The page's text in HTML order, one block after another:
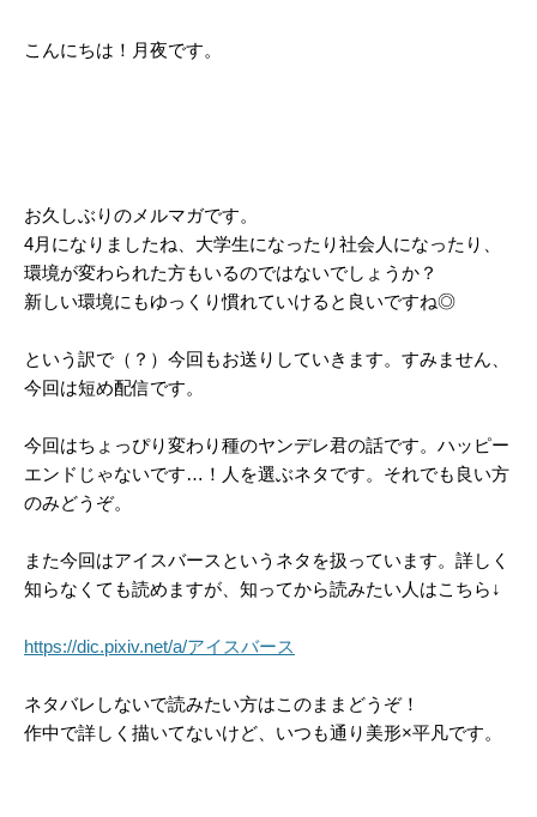
こんにちは！月夜です。
お久しぶりのメルマガです。
4月になりましたね、大学生になったり社会人になったり、
環境が変わられた方もいるのではないでしょうか？
新しい環境にもゆっくり慣れていけると良いですね◎
という訳で（？）今回もお送りしていきます。すみません、
今回は短め配信です。
今回はちょっぴり変わり種のヤンデレ君の話です。ハッピー
エンドじゃないです…！人を選ぶネタです。それでも良い方
のみどうぞ。
また今回はアイスバースというネタを扱っています。詳しく
知らなくても読めますが、知ってから読みたい人はこちら↓
https://dic.pixiv.net/a/アイスバース
ネタバレしないで読みたい方はこのままどうぞ！
作中で詳しく描いてないけど、いつも通り美形×平凡です。